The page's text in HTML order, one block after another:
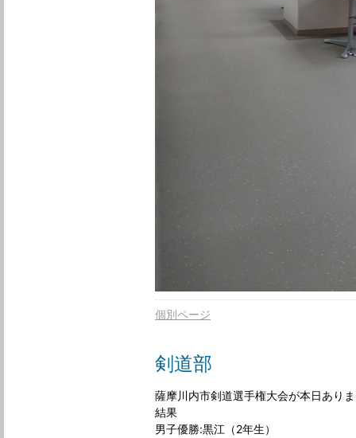
個別ページ
剣道部
薩摩川内市剣道選手権大会が本日あり
結果
男子優勝:黒江（2年生）